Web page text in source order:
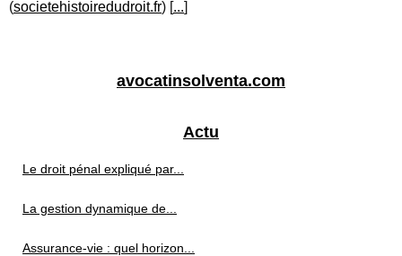
(societehistoiredudroit.fr) [...]
avocatinsolventa.com
Actu
Le droit pénal expliqué par...
La gestion dynamique de...
Assurance-vie : quel horizon...